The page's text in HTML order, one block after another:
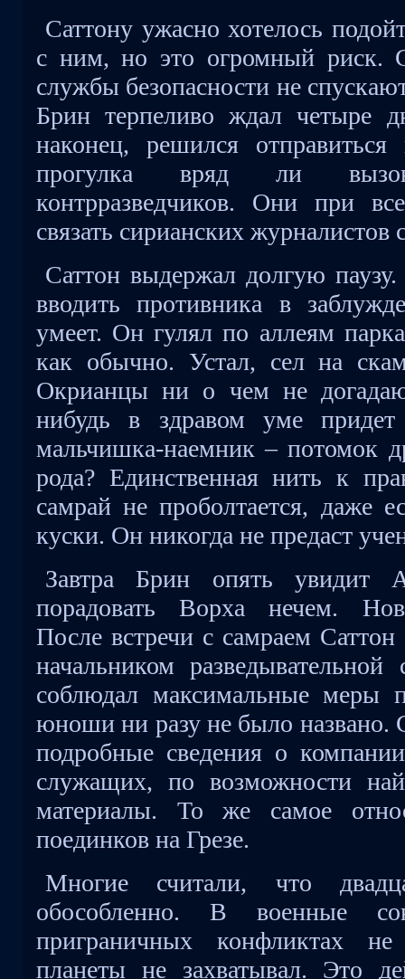
Саттону ужасно хотелось
с ним, но это огромный риск.
службы безопасности не
Брин терпеливо ждал четыре
наконец, решился
прогулка вряд ли
контрразведчиков. Они при
связать сирианских
Саттон выдержал долгую
вводить противника в
умеет. Он гулял по аллеям
как обычно. Устал, сел на
Окрианцы ни о чем не
нибудь в здравом уме
мальчишка-наемник – потомок
рода? Единственная нить к
самрай не проболтается, даже
куски. Он никогда не предаст
Завтра Брин опять увидит
порадовать Ворха нечем.
После встречи с самраем
начальником
соблюдал максимальные меры
юноши ни разу не было названо.
подробные сведения о
служащих, по возможности
материалы. То же самое
поединков на Грезе.
Многие считали, что
обособленно. В военные
приграничных конфликтах не
планеты не захватывал. Это